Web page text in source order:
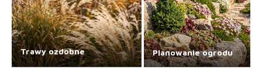
Trawy ozdobne Planowanie ogrodu